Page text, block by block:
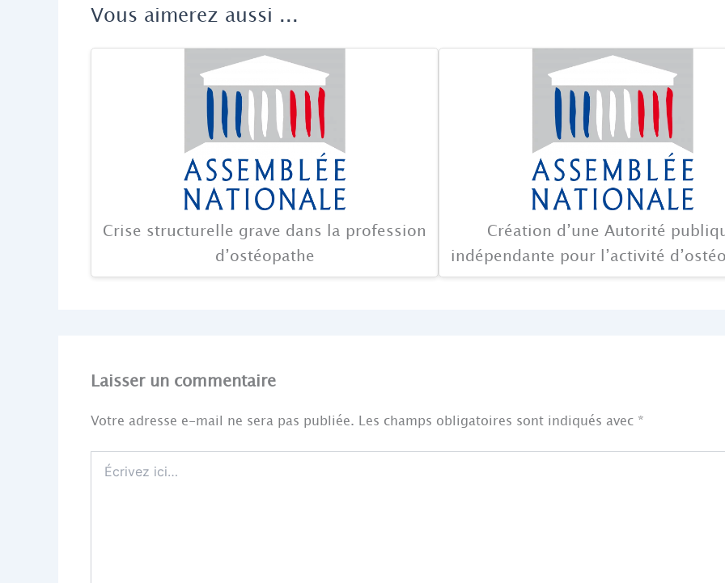
Vous aimerez aussi ...
Crise structurelle grave dans la profession
d’ostéopathe
Création d’une Autorité
indépendante pour l’activité
Laisser un commentaire
Votre adresse e-mail ne sera pas publiée. Les champs obligatoires sont indiqués avec *
ici…